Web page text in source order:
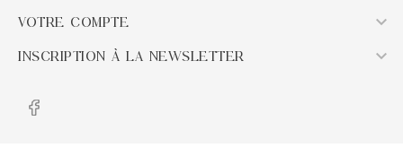
VOTRE COMPTE 
INSCRIPTION À LA NEWSLETTER 